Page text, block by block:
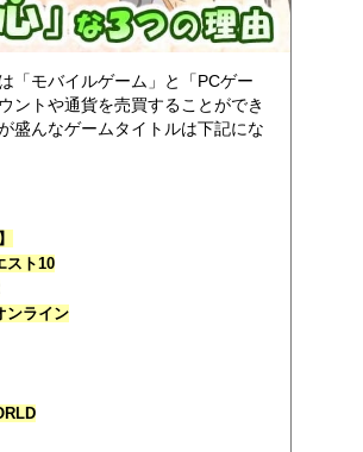
「モバイルゲーム」と「PCゲー
ントや通貨を売買することができ
盛んなゲームタイトルは下記にな
スト10
ンライン